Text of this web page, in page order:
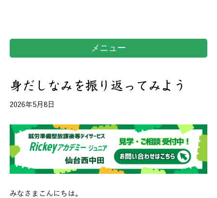
メニュー
身だしなみを振り返ってみよう
2026年5月8日
みなさまこんにちは。